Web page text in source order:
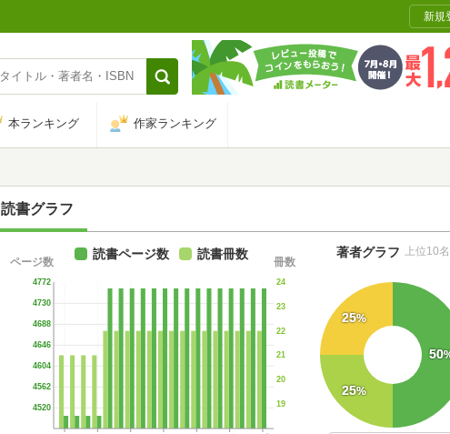
新規
本ランキング 作家ランキング
読書グラフ
4520
4562
4604
4646
4688
4730
4772
ページ数
19
20
21
22
23
24
冊数
読書ページ数 読書冊数
50
25%
25%
著者グラフ 上位10名